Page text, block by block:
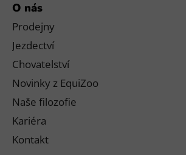
O nás
Prodejny
Jezdectví
Chovatelství
Novinky z EquiZoo
Naše filozofie
Kariéra
Kontakt